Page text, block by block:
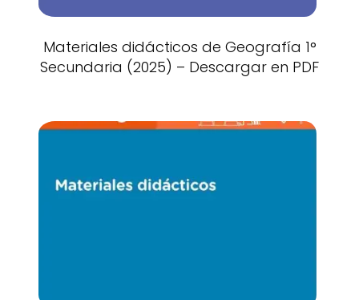
Materiales didácticos de Geografía 1°
Secundaria (2025) – Descargar en PDF